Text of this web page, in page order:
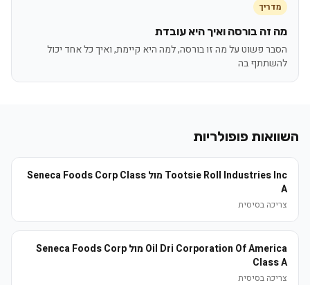
מדריך
מה זה בורסה ואיך היא עובדת
הסבר פשוט על מה זו בורסה, למה היא קיימת, ואיך כל אחד יכול
להשתתף בה
השוואות פופולריות
Tootsie Roll Industries Inc מול Seneca Foods Corp Class
A
צריכה בסיסית
Oil Dri Corporation Of America מול Seneca Foods Corp
Class A
צריכה בסיסית